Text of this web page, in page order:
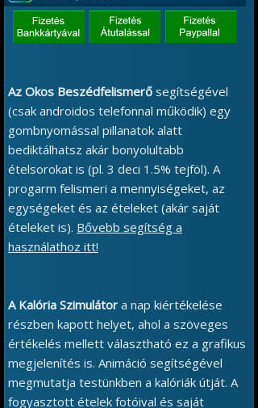
Az Okos Beszédfelismerő segítségével
(csak androidos telefonnal működik) egy
gombnyomással pillanatok alatt
bediktálhatsz akár bonyolultabb
ételsorokat is (pl. 3 deci 1.5% tejföl). A
progarm felismeri a mennyiségeket, az
egységeket és az ételeket (akár saját
ételeket is). Bővebb segítség a
használathoz itt!
A Kalória Szimulátor a nap kiértékelése
részben kapott helyet, ahol a szöveges
értékelés mellett választható ez a grafikus
megjelenítés is. Animáció segítségével
megmutatja testünkben a kalóriák útját. A
fogyasztott ételek fotóival és saját